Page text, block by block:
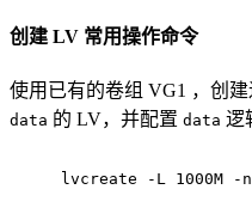
创建 LV 常用操作命令
使用已有的卷组 VG1 ，创
data 的 LV，并配置 data 逻
lvcreate -L 1000M -n